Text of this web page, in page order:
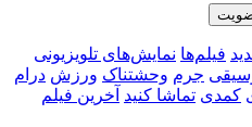
فیلم‌ها نمایش‌های تلویزیونی
جرم وحشتناک ورزش درام
کمدی تماشا کنید آخرین فیلم